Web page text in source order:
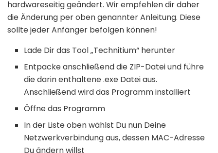
hardwareseitig geändert. Wir empfehlen dir daher
die Änderung per oben genannter Anleitung. Diese
sollte jeder Anfänger befolgen können!
Lade Dir das Tool „Technitium“ herunter
Entpacke anschließend die ZIP-Datei und führe
die darin enthaltene .exe Datei aus.
Anschließend wird das Programm installiert
Öffne das Programm
In der Liste oben wählst Du nun Deine
Netzwerkverbindung aus, dessen MAC-Adresse
Du ändern willst